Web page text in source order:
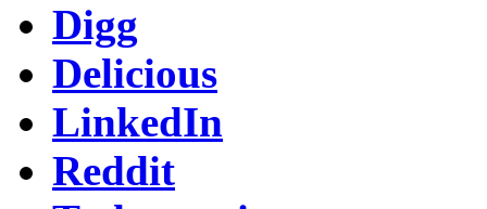
Digg
Delicious
LinkedIn
Reddit